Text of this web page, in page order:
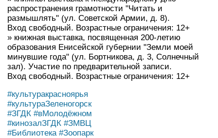
распространения грамотности "Читать и
размышлять" (ул. Советской Армии, д. 8).
Вход свободный. Возрастные ограничения: 12+
» книжная выставка, посвященная 200-летию
образования Енисейской губернии "Земли моей
минувшие года" (ул. Бортникова, д. 3, Солнечный
зал). Участие по предварительной записи.
Вход свободный. Возрастные ограничения: 12+
#культуракрасноярья
#культураЗеленогорск
#ЗГДК #вМолодёжном
#кинозалЗГДК #ЗМВЦ
#Библиотека #Зоопарк